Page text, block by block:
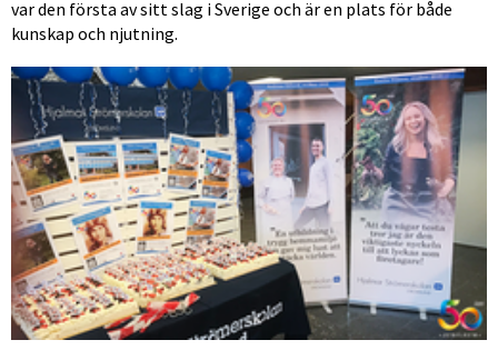
var den första av sitt slag i Sverige och är en plats för både
kunskap och njutning.